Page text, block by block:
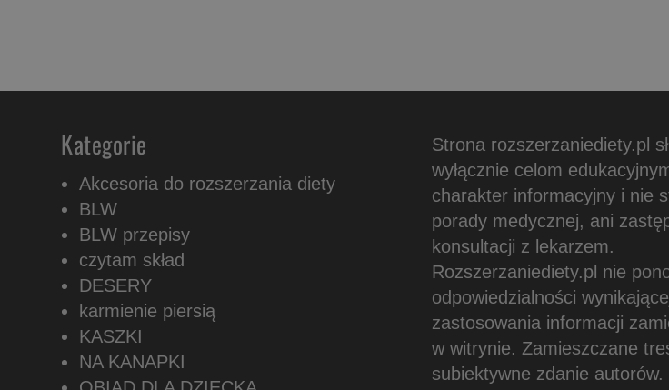
Kategorie
Akcesoria do rozszerzania diety
BLW
BLW przepisy
czytam skład
DESERY
karmienie piersią
KASZKI
NA KANAPKI
Strona rozszerzaniediety.pl
wyłącznie celom
charakter informacyjny i nie
porady medycznej, ani
konsultacji z lekarzem.
Rozszerzaniediety.pl nie
odpowiedzialności
zastosowania informacji
w witrynie. Zamieszczane
subiektywne zdanie autorów.